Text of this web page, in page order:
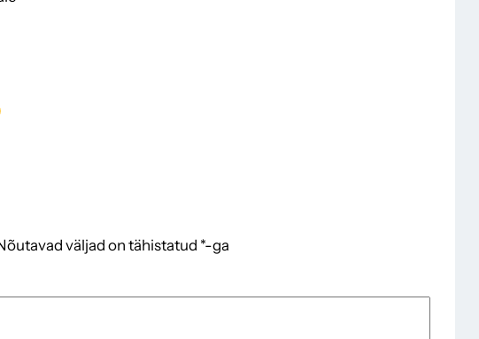
väljad on tähistatud *-ga